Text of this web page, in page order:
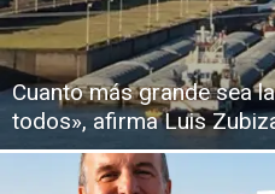
Cuanto más grande sea
todos», afirma Luis